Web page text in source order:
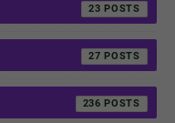
23
27
236